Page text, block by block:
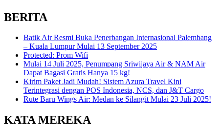
BERITA
Batik Air Resmi Buka Penerbangan Internasional Palembang
– Kuala Lumpur Mulai 13 September 2025
Protected: Prom Wifi
Mulai 14 Juli 2025, Penumpang Sriwijaya Air & NAM Air
Dapat Bagasi Gratis Hanya 15 kg!
Kirim Paket Jadi Mudah! Sistem Azura Travel Kini
Terintegrasi dengan POS Indonesia, NCS, dan J&T Cargo
Rute Baru Wings Air: Medan ke Silangit Mulai 23 Juli 2025!
KATA MEREKA